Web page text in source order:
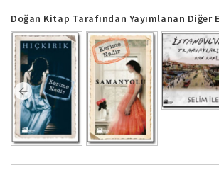
Doğan Kitap Tarafından Yayımlanan Diğer